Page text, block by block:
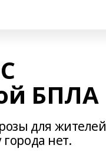
БПЛА
для жителей
нет.